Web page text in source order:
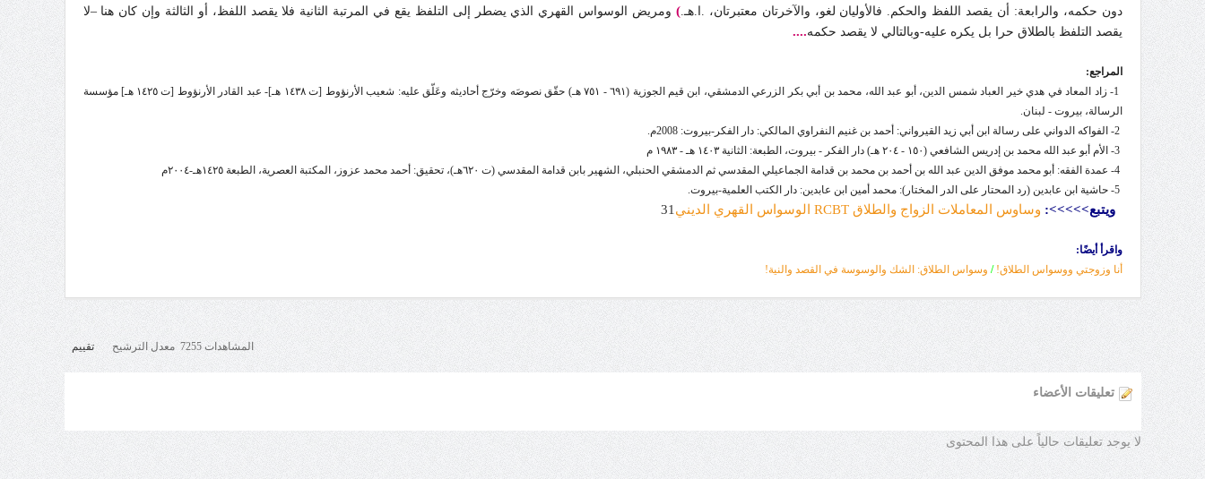
دون حكمه، والرابعة: أن يقصد اللفظ والحكم. فالأوليان لغو، والآخرتان معتبرتان، .ا.هـ.) ومريض الوسواس القهري الذي يضطر إلى التلفظ يقع في المرتبة الثانية فلا يقصد اللفظ، أو الثالثة وإن كان هنا –لا
يقصد التلفظ بالطلاق حرا بل يكره عليه-وبالتالي لا يقصد حكمه....
المراجع:
1- زاد المعاد في هدي خير العباد شمس الدين، أبو عبد الله، محمد بن أبي بكر الزرعي الدمشقي، ابن قيم الجوزية (٦٩١ - ٧٥١ هـ) حقّق نصوصَه وخرّج أحاديثه وعَلّق عليه: شعيب الأرنؤوط [ت ١٤٣٨ هـ]- عبد القادر الأرنؤوط [ت ١٤٢٥ هـ] مؤسسة
الرسالة، بيروت - لبنان.
2- الفواكه الدواني على رسالة ابن أبي زيد القيرواني: أحمد بن غنيم النفراوي المالكي: دار الفكر-بيروت: 2008م.
3- الأم أبو عبد الله محمد بن إدريس الشافعي (١٥٠ - ٢٠٤ هـ) دار الفكر - بيروت، الطبعة: الثانية ١٤٠٣ هـ - ١٩٨٣ م
4- عمدة الفقه: أبو محمد موفق الدين عبد الله بن أحمد بن محمد بن قدامة الجماعيلي المقدسي ثم الدمشقي الحنبلي، الشهير بابن قدامة المقدسي (ت ٦٢٠هـ)، تحقيق: أحمد محمد عزوز، المكتبة العصرية، الطبعة ١٤٢٥هـ-٢٠٠٤م
5- حاشية ابن عابدين (رد المحتار على الدر المختار): محمد أمين ابن عابدين: دار الكتب العلمية-بيروت.
ويتبع>>>>>
: وساوس المعاملات الزواج والطلاق RCBT الوسواس القهري الديني 31
واقرأ أيضًا:
أنا وزوجتي ووسواس الطلاق! / وسواس الطلاق: الشك والوسوسة في القصد والنية!
المشاهدات 7255 معدل الترشيح تقييم
تعليقات الأعضاء
لا يوجد تعليقات حالياً على هذا المحتوى